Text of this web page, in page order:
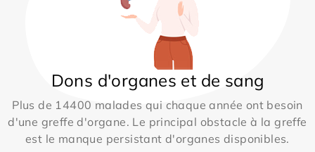
Dons d'organes et de sang
Plus de 14400 malades qui chaque année ont besoin
d'une greffe d'organe. Le principal obstacle à la greffe
est le manque persistant d'organes disponibles.